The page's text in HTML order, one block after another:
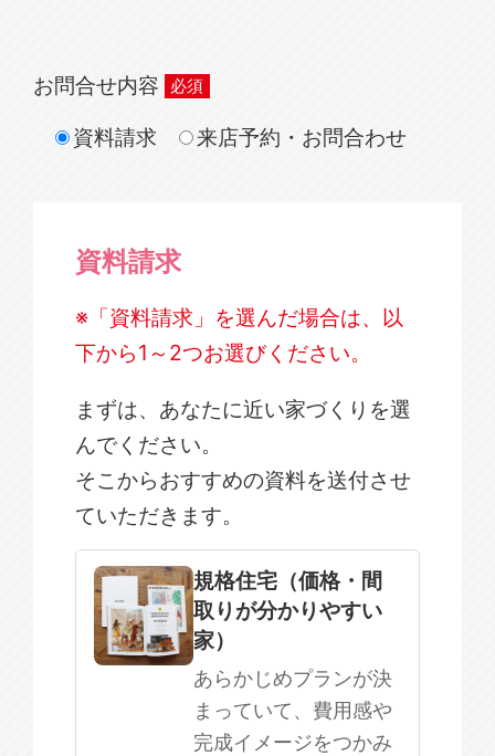
お問合せ内容
資料請求
来店予約・お問合わせ
資料請求
※「資料請求」を選んだ場合は、以
下から1～2つお選びください。
まずは、あなたに近い家づくりを選
んでください。
そこからおすすめの資料を送付させ
ていただきます。
規格住宅
注文住宅
SOWOOD
まだ何も決まっていない
規格住宅（価格・間
取りが分かりやすい
家）
あらかじめプランが決
まっていて、費用感や
完成イメージをつかみ